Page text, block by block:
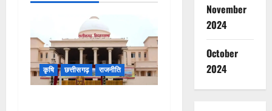
कृषि छत्तीसगढ़ राजनीति
November
2024
October
2024